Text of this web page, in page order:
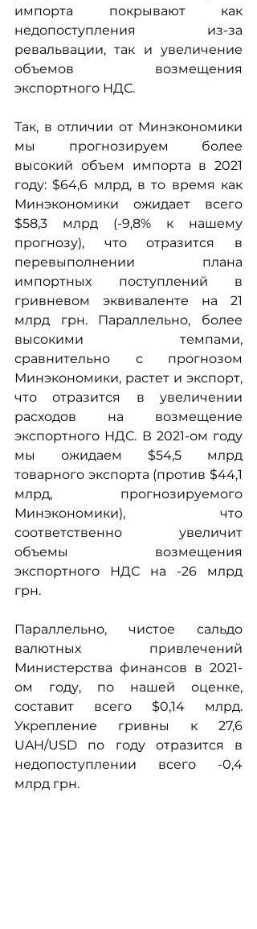
импорта покрывают как
недопоступления из-за
ревальвации, так и увеличение
объемов возмещения
экспортного НДС.
Так, в отличии от Минэкономики
мы прогнозируем более
высокий объем импорта в 2021
году: $64,6 млрд, в то время как
Минэкономики ожидает всего
$58,3 млрд (-9,8% к нашему
прогнозу), что отразится в
перевыполнении плана
импортных поступлений в
гривневом эквиваленте на 21
млрд грн. Параллельно, более
высокими темпами,
сравнительно с прогнозом
Минэкономики, растет и экспорт,
что отразится в увеличении
расходов на возмещение
экспортного НДС. В 2021-ом году
мы ожидаем $54,5 млрд
товарного экспорта (против $44,1
млрд, прогнозируемого
Минэкономики), что
соответственно увеличит
объемы возмещения
экспортного НДС на -26 млрд
грн.
Параллельно, чистое сальдо
валютных привлечений
Министерства финансов в 2021-
ом году, по нашей оценке,
составит всего $0,14 млрд.
Укрепление гривны к 27,6
UAH/USD по году отразится в
недопоступлении всего -0,4
млрд грн.